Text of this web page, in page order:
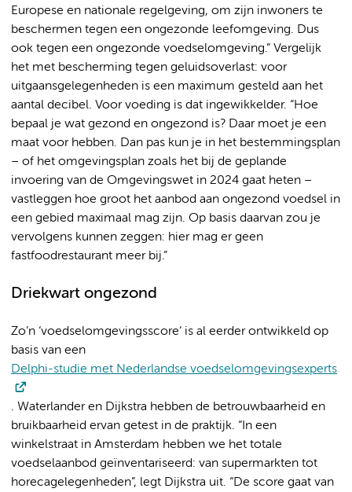
Europese en nationale regelgeving, om zijn inwoners te
beschermen tegen een ongezonde leefomgeving. Dus
ook tegen een ongezonde voedselomgeving.” Vergelijk
het met bescherming tegen geluidsoverlast: voor
uitgaansgelegenheden is een maximum gesteld aan het
aantal decibel. Voor voeding is dat ingewikkelder. “Hoe
bepaal je wat gezond en ongezond is? Daar moet je een
maat voor hebben. Dan pas kun je in het bestemmingsplan
– of het omgevingsplan zoals het bij de geplande
invoering van de Omgevingswet in 2024 gaat heten –
vastleggen hoe groot het aanbod aan ongezond voedsel in
een gebied maximaal mag zijn. Op basis daarvan zou je
vervolgens kunnen zeggen: hier mag er geen
fastfoodrestaurant meer bij.”
Driekwart ongezond
Zo’n ‘voedselomgevingsscore’ is al eerder ontwikkeld op
basis van een
Delphi-studie met Nederlandse voedselomgevingsexperts
. Waterlander en Dijkstra hebben de betrouwbaarheid en
bruikbaarheid ervan getest in de praktijk. “In een
winkelstraat in Amsterdam hebben we het totale
voedselaanbod geïnventariseerd: van supermarkten tot
horecagelegenheden”, legt Dijkstra uit. “De score gaat van